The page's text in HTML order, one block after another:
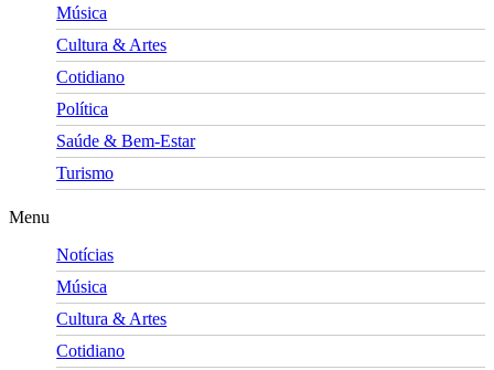
Música
Cultura & Artes
Cotidiano
Política
Saúde & Bem-Estar
Turismo
Menu
Notícias
Música
Cultura & Artes
Cotidiano